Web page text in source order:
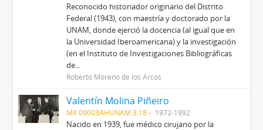
Reconocido historiador originario del Distrito
Federal (1943), con maestría y doctorado por la
UNAM, donde ejerció la docencia (al igual que en
la Universidad Iberoamericana) y la investigación
(en el Instituto de Investigaciones Bibliográficas
de...
Roberto Moreno de los Arcos
Valentín Molina Piñeiro
MX 09003AHUNAM 3.18 1972-1992
Nacido en 1939, fue médico cirujano por la